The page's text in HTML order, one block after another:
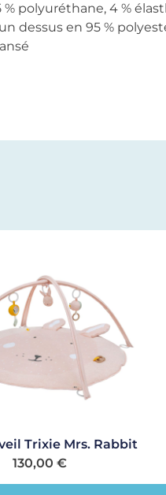
% polyuréthane, 4 %
dessus en 95 %
Trixie Mrs. Rabbit
130,00 €